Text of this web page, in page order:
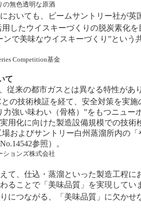
無色透明な原酒
おいても、ビームサントリー社が英
用したウイスキーづくりの脱炭素化
で美味なウイスキーづくり”とい
Competition基金
て
従来の都市ガスとは異なる特性が
の技術検証を経て、安全対策を実
強い味わい（骨格）”をもつニュー
用化に向けた製造設備規模での技
およびサントリー白州蒸溜所内の
参照 ）。
ョンズ株式会社
て、仕込・蒸溜といった製造工程
ることで「美味品質」を実現して
につながる、「美味品質」に欠か